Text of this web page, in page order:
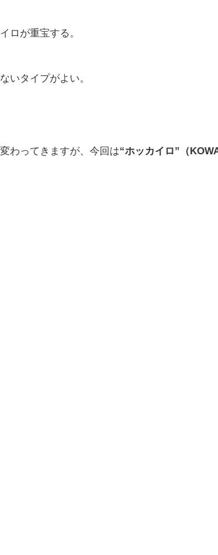
ロが重宝する。
いタイプがよい。
わってきますが、今回は“ホッカイロ”（